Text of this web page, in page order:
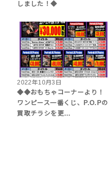
しました！◆
2022年10月3日
◆◆おもちゃコーナーより！
ワンピース一番くじ、P.O.Pの
買取チラシを更…